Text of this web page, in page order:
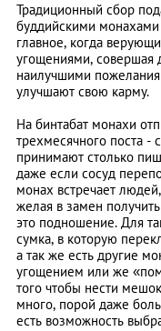
Традиционный сбор
буддийскими
главное, когда
угощениями, совершая
наилучшими
улучшают свою карму.
На бинтабат монахи
трехмесячного поста -
принимают столько
даже если сосуд
монах встречает
желая в замен
это подношение. Для
сумка, в которую
а так же есть другие
угощением или же
того чтобы нести
много, порой даже
есть возможность